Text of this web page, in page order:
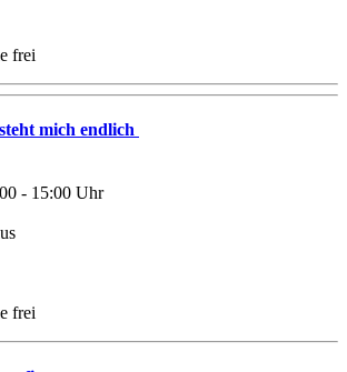
frei
mich endlich
- 15:00 Uhr
frei